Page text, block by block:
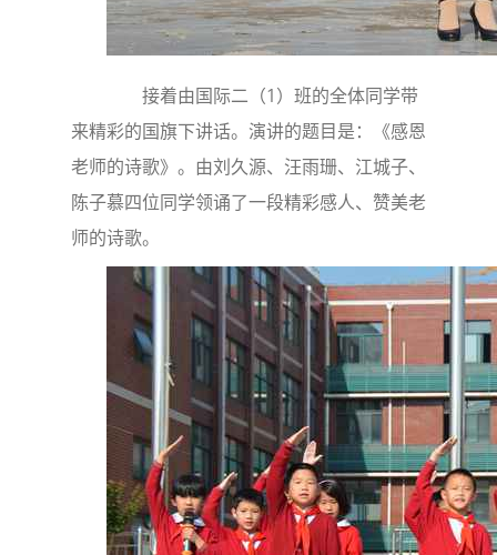
接着由国际二（1）班的全体同学带
来精彩的国旗下讲话。演讲的题目是：《感恩
老师的诗歌》。由刘久源、汪雨珊、江城子、
陈子慕四位同学领诵了一段精彩感人、赞美老
师的诗歌。